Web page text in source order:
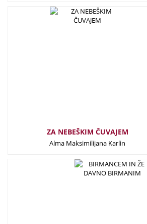
ZA NEBEŠKIM ČUVAJEM
Alma Maksimilijana Karlin
29,50 €
15,00 €